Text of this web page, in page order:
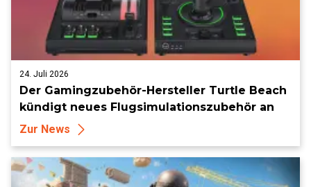
24. Juli 2026
Der Gamingzubehör-Hersteller Turtle Beach
kündigt neues Flugsimulationszubehör an
Zur News